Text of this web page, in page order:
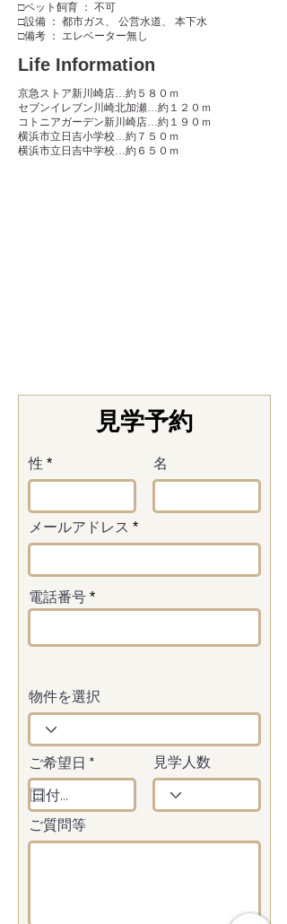
□ペット飼育 ： 不可
□設備 ： 都市ガス、 公営水道、 本下水
□備考 ： エレベーター無し
Life Information
京急ストア新川崎店…約５８０ｍ
セブンイレブン川崎北加瀬…約１２０ｍ
コトニアガーデン新川崎店…約１９０ｍ
横浜市立日吉小学校…約７５０ｍ
横浜市立日吉中学校…約６５０ｍ
見学予約
性 名
メールアドレス
電話番号
物件を選択
ご希望日 *r
e
u
e
見学人数
ご質問等